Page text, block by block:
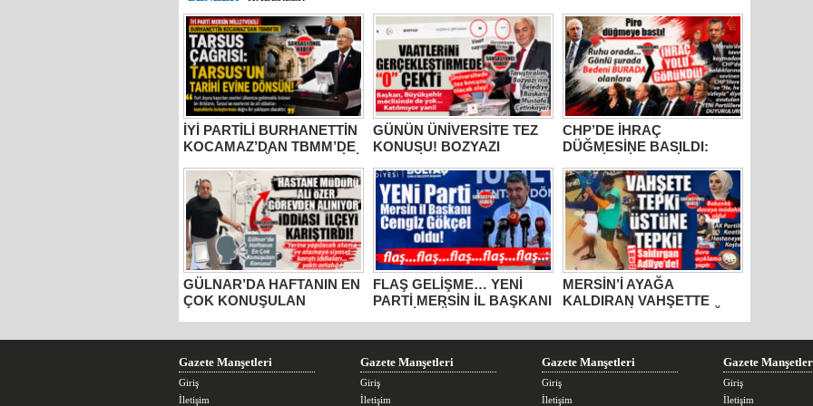
İYİ PARTİLİ BURHANETTİN
KOCAMAZ’DAN TBMM’DE
ESERLER AİT OLDUĞU
TOPRAKLARA DÖNMELİ!”
GÜNÜN ÜNİVERSİTE TEZ
KONUSU! BOZYAZI
MUSTAFA ÇETİNKAYA’NIN
2 YILLIK KARNESİ
AÇIKLANDI: “VAATLER
SIFIR ÇEKTİ”
CHP’DE İHRAÇ
DÜĞMESİNE BASILDI:
GÖZLER TAVIR
KOYMADAN, NET DURUŞ
SERGİLEMEDEN CHP’DE
KALAN 4 İSME; SEÇER,
KIŞ, ÖMÜR VE VARAL’A
ÇEVRİLDİ!
GÜLNAR’DA HAFTANIN EN
ÇOK KONUŞULAN
GÖREVDEN Mİ ALINIYOR?
FLAŞ GELİŞME… YENİ
PARTİ MERSİN İL BAŞKANI
MERSİN’İ AYAĞA
KALDIRAN VAHŞETTE
SALDIRGAN ADLİYEDE!
YAPTI, AK PARTİLİ KIRATLI
MERSİN BAROSU
Gazete Manşetleri
Giriş
İletişim
Gazete Manşetleri
Giriş
İletişim
Gazete Manşetleri
Giriş
İletişim
Gazete
Giriş
İletişim